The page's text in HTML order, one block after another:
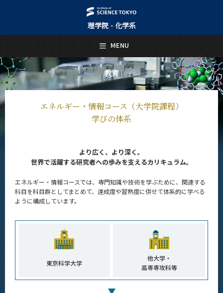
理学院 - 化学系
教育
エネルギー・情報コース（大学院課程）
学びの体系
より広く、より深く。
世界で活躍する研究者への歩みを支えるカリキュラム。
エネルギー・情報コースでは、専門知識や技術を学ぶために、関連する
科目を科目群としてまとめて、達成度や習熟度に併せて体系的に学べる
ように構成しています。
東京科学大学
他大学・
高専専攻科等
MENU
日本語 English
トップページ
Top Page
化学系について
About Us
化学コース（大学院課程）
5つの特長
学びの体系
エネルギー・情報コース（大学院課程）